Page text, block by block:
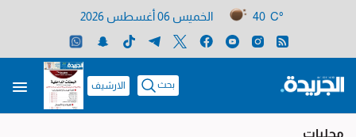
40 C° الخميس 06 أغسطس 2026
بحث الارشيف
محليات